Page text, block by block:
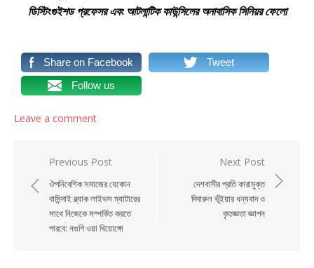
ডিস্টিংগুইশড প্রফেসর এবং আটলান্টিক কাউন্সিলের অনাবাসিক সিনিয়র ফেলো
Share on Facebook
Tweet
Follow us
Leave a comment
Post navigation
Previous Post
ঔপনিবেশিক সমাজের যেকোন
বাসিন্দাই ব্ল্যাক লাইভস ম্যাটারের
সাথে নিজেকে সম্পর্কিত করতে
পারবে: নগুগি ওয়া থিয়োঙ্গো
Next Post
দেশবাসীর প্রতি কারামুক্ত
দিদারুল ভূঁইয়ার ধন্যবাদ ও
কৃতজ্ঞতা জ্ঞাপন